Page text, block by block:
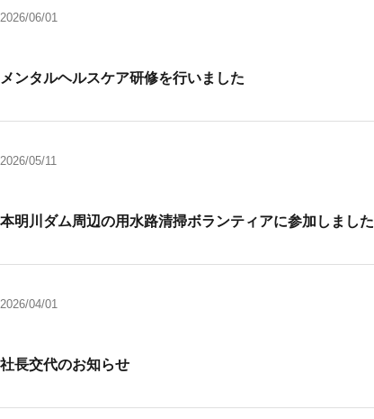
2026/06/01
メンタルヘルスケア研修を行いました
2026/05/11
本明川ダム周辺の用水路清掃ボランティアに参加しました
2026/04/01
社長交代のお知らせ